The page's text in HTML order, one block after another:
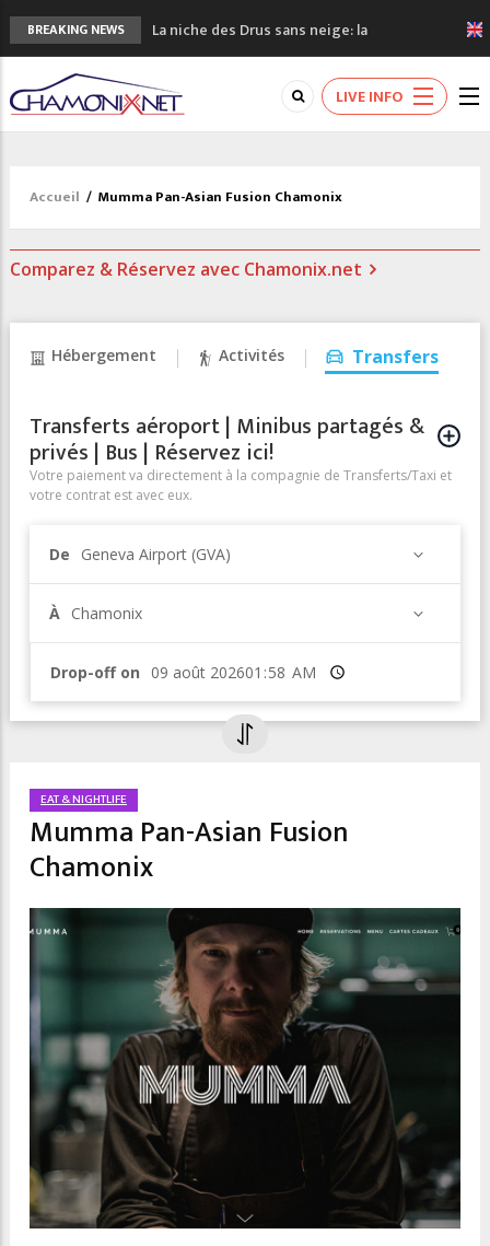
BREAKING NEWS
La niche des Drus sans neige: la
sécheresse en haute montagne
3 bonnes raisons pour visiter le nouveau
Musée du Mont-Blanc
Accidents en montagne: 3 personnes sont
Craft ouvre un nouveau magasin de course
LIVE INFO
Accueil / Mumma Pan-Asian Fusion Chamonix
Comparez & Réservez avec Chamonix.net
Hébergement Activités Transfers
Transferts aéroport | Minibus partagés &
privés | Bus | Réservez ici!
Votre paiement va directement à la compagnie de Transferts/Taxi et
votre contrat est avec eux.
De Geneva Airport (GVA)
À Chamonix
Drop-off on Heure
EAT & NIGHTLIFE
Mumma Pan-Asian Fusion
Chamonix